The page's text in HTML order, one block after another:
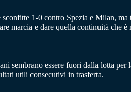
1-0 contro Spezia e Milan,
marcia e dare quella continuità che
sembrano essere fuori dalla lotta
utili consecutivi in trasferta.